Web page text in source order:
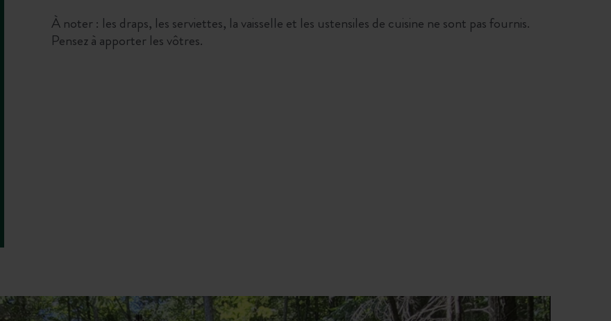
À noter : les draps, les serviettes, la vaisselle et les ustensiles de cuisine ne sont pas fournis.
Pensez à apporter les vôtres.